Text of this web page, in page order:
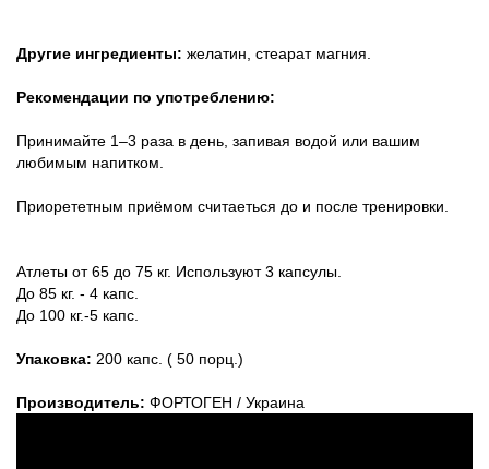
Другие ингредиенты: желатин, стеарат магния.
Рекомендации по употреблению:
Принимайте 1–3 раза в день, запивая водой или вашим
любимым напитком.
Приорететным приёмом считаеться до и после тренировки.
Атлеты от 65 до 75 кг. Используют 3 капсулы.
До 85 кг. - 4 капс.
До 100 кг.-5 капс.
Упаковка: 200 капс. ( 50 порц.)
Производитель: ФОРТОГЕН / Украина